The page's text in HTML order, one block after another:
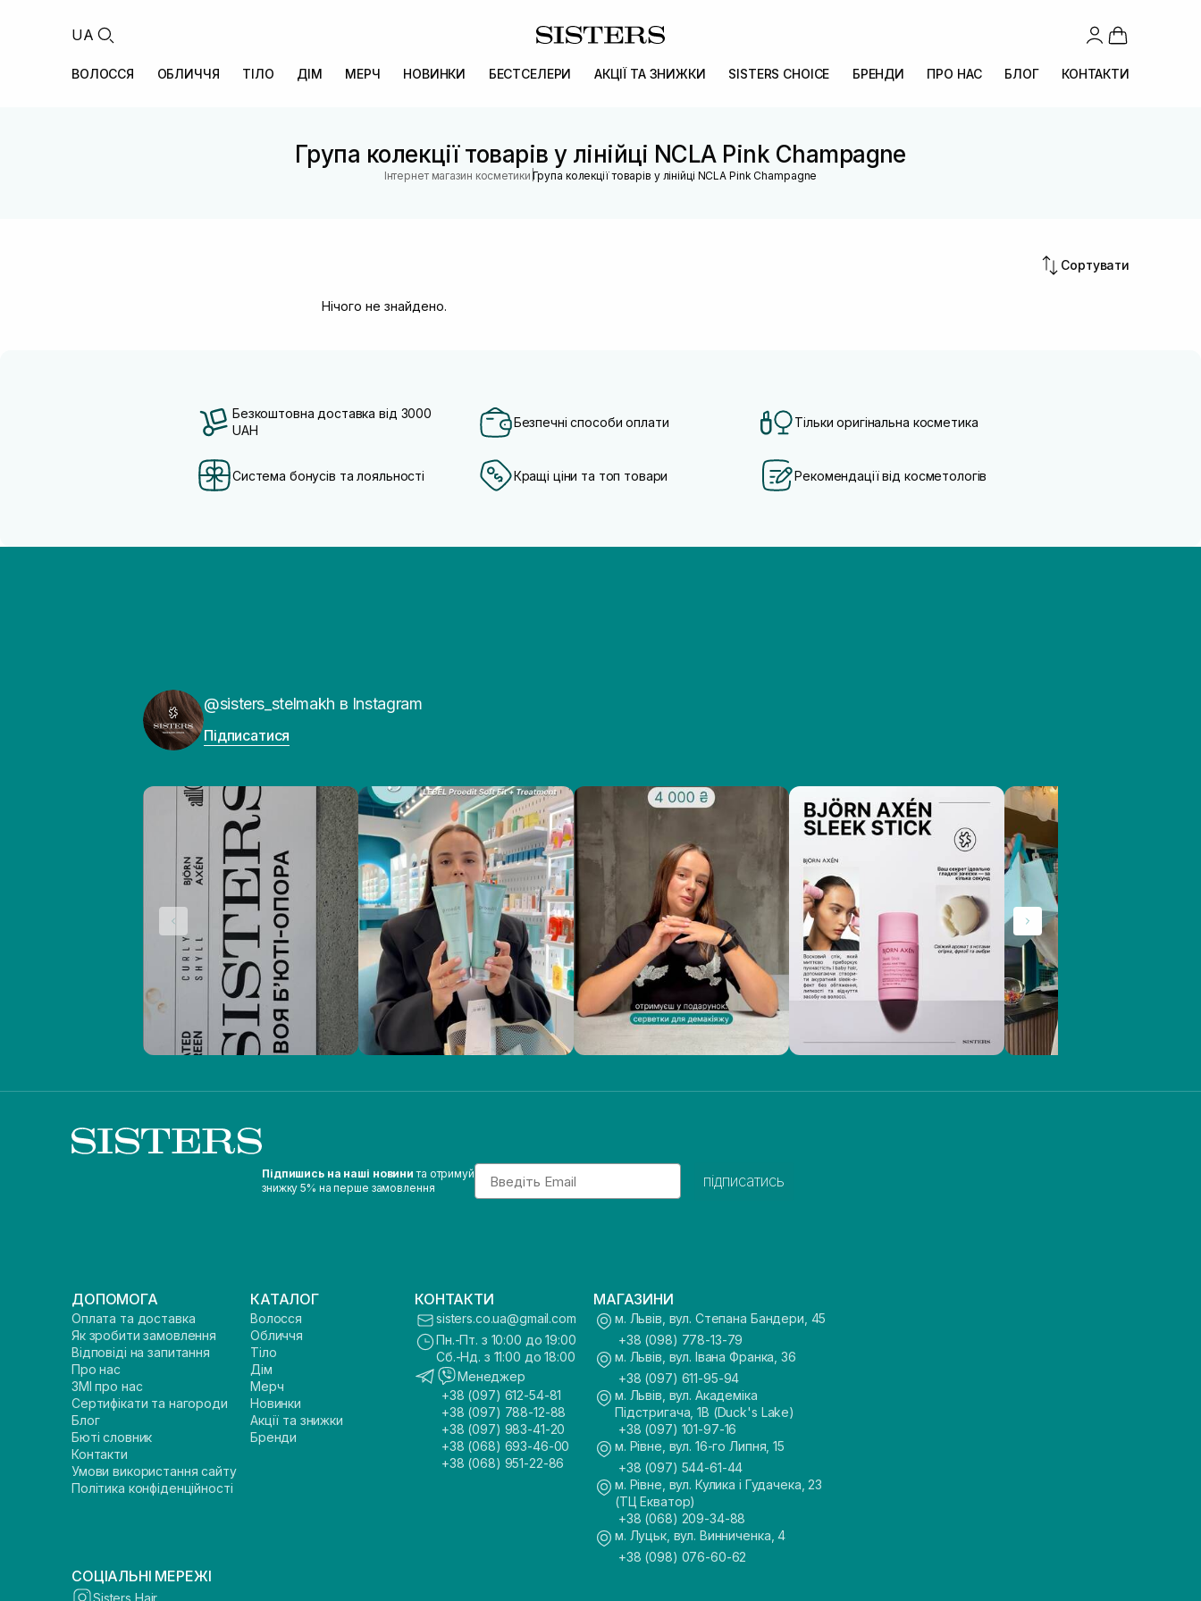
UA
ВОЛОССЯ ОБЛИЧЧЯ ТІЛО ДІМ МЕРЧ НОВИНКИ БЕСТСЕЛЕРИ АКЦІЇ ТА ЗНИЖКИ SISTERS CHOICE БРЕНДИ ПРО НАС БЛОГ КОНТАКТИ
Група колекції товарів у лінійці NCLA Pink Champagne
Інтернет магазин косметики |Група колекції товарів у лінійці NCLA Pink Champagne
Сортувати
Нічого не знайдено.
Безкоштовна доставка від 3000
UAH
Безпечні способи оплати Тільки оригінальна косметика
Система бонусів та лояльності Кращі ціни та топ товари Рекомендації від косметологів
@sisters_stelmakh в Instagram
Підписатися
Підпишись на наші новини та отримуй
знижку 5% на перше замовлення
Email
підписатись
ДОПОМОГА
Оплата та доставка
Як зробити замовлення
Відповіді на запитання
Про нас
ЗМІ про нас
Сертифікати та нагороди
Блог
Бюті словник
Контакти
Умови використання сайту
Політика конфіденційності
КАТАЛОГ
Волосся
Обличчя
Тіло
Дім
Мерч
Новинки
Акції та знижки
Бренди
КОНТАКТИ
sisters.co.ua@gmail.com
Пн.-Пт. з 10:00 до 19:00
Сб.-Нд. з 11:00 до 18:00
Менеджер
+38 (097) 612-54-81
+38 (097) 788-12-88
+38 (097) 983-41-20
+38 (068) 693-46-00
+38 (068) 951-22-86
МАГАЗИНИ
м. Львів, вул. Степана Бандери, 45
+38 (098) 778-13-79
м. Львів, вул. Івана Франка, 36
+38 (097) 611-95-94
м. Львів, вул. Академіка
Підстригача, 1В (Duck's Lake)
+38 (097) 101-97-16
м. Рівне, вул. 16-го Липня, 15
+38 (097) 544-61-44
м. Рівне, вул. Кулика і Гудачека, 23
(ТЦ Екватор)
+38 (068) 209-34-88
м. Луцьк, вул. Винниченка, 4
+38 (098) 076-60-62
СОЦІАЛЬНІ МЕРЕЖІ
Sisters Hair